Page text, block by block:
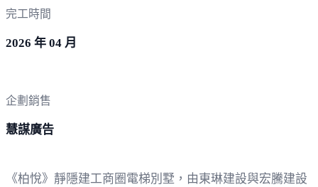
完工時間
2026 年 04 月
企劃銷售
慧謀廣告
《柏悅》靜隱建工商圈電梯別墅，由東琳建設與宏騰建設